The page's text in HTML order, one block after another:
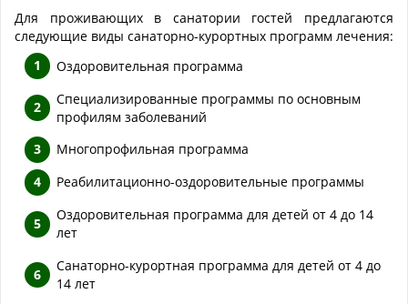
Для проживающих в санатории гостей предлагаются
следующие виды санаторно-курортных программ лечения:
Оздоровительная программа
Специализированные программы по основным
профилям заболеваний
Многопрофильная программа
Реабилитационно-оздоровительные программы
Оздоровительная программа для детей от 4 до 14
лет
Санаторно-курортная программа для детей от 4 до
14 лет